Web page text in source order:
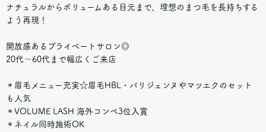
ナチュラルからボリュームある目元まで、理想のまつ毛を長持ちする
よう再現！
開放感あるプライベートサロン◎
20代～60代まで幅広くご来店
＊眉毛メニュー充実☆眉毛HBL・パリジェンヌやマツエクのセット
も人気
＊VOLUME LASH 海外コンペ3位入賞
＊ネイル同時施術OK